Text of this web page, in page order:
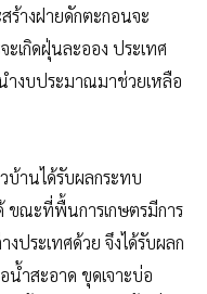
ร้างฝายดักตะกอนจะ
เกิดฝุ่นละออง ประเทศ
งบประมาณมาช่วยเหลือ
านได้รับผลกระทบ
ขณะที่พื้นการเกษตรมีการ
ประเทศด้วย จึงได้รับผลก
น้ำสะอาด ขุดเจาะบ่อ